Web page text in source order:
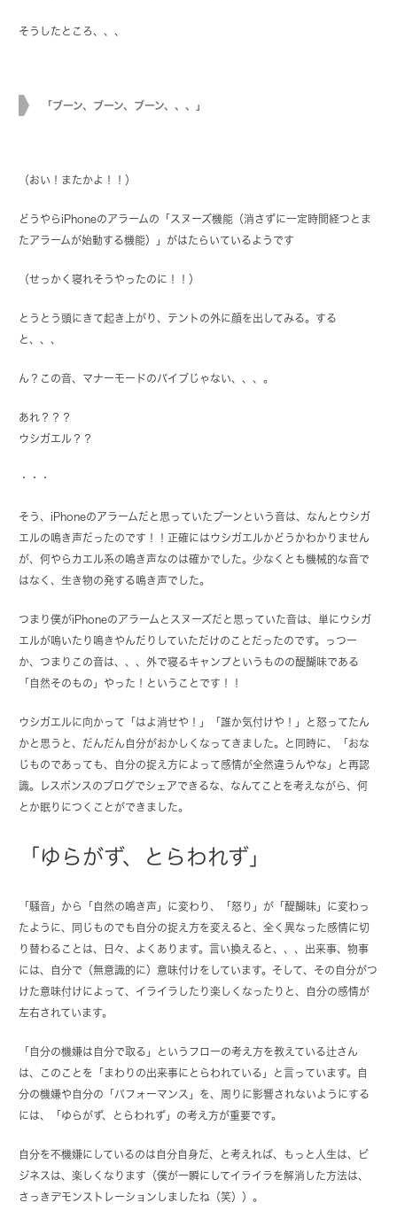
そうしたところ、、、
「ブーン、ブーン、ブーン、、、」
（おい！またかよ！！）
どうやらiPhoneのアラームの「スヌーズ機能（消さずに一定時間経つとま
たアラームが始動する機能）」がはたらいているようです
（せっかく寝れそうやったのに！！）
とうとう頭にきて起き上がり、テントの外に顔を出してみる。する
と、、、
ん？この音、マナーモードのバイブじゃない、、、。
あれ？？？
ウシガエル？？
・・・
そう、iPhoneのアラームだと思っていたブーンという音は、なんとウシガ
エルの鳴き声だったのです！！正確にはウシガエルかどうかわかりません
が、何やらカエル系の鳴き声なのは確かでした。少なくとも機械的な音で
はなく、生き物の発する鳴き声でした。
つまり僕がiPhoneのアラームとスヌーズだと思っていた音は、単にウシガ
エルが鳴いたり鳴きやんだりしていただけのことだったのです。っつー
か、つまりこの音は、、、外で寝るキャンプというものの醍醐味である
「自然そのもの」やった！ということです！！
ウシガエルに向かって「はよ消せや！」「誰か気付けや！」と怒ってたん
かと思うと、だんだん自分がおかしくなってきました。と同時に、「おな
じものであっても、自分の捉え方によって感情が全然違うんやな」と再認
識。レスポンスのブログでシェアできるな、なんてことを考えながら、何
とか眠りにつくことができました。
「ゆらがず、とらわれず」
「騒音」から「自然の鳴き声」に変わり、「怒り」が「醍醐味」に変わっ
たように、同じものでも自分の捉え方を変えると、全く異なった感情に切
り替わることは、日々、よくあります。言い換えると、、、出来事、物事
には、自分で（無意識的に）意味付けをしています。そして、その自分がつ
けた意味付けによって、イライラしたり楽しくなったりと、自分の感情が
左右されています。
「自分の機嫌は自分で取る」というフローの考え方を教えている辻さん
は、このことを「まわりの出来事にとらわれている」と言っています。自
分の機嫌や自分の「パフォーマンス」を、周りに影響されないようにする
には、「ゆらがず、とらわれず」の考え方が重要です。
自分を不機嫌にしているのは自分自身だ、と考えれば、もっと人生は、ビ
ジネスは、楽しくなります（僕が一瞬にしてイライラを解消した方法は、
さっきデモンストレーションしましたね（笑））。